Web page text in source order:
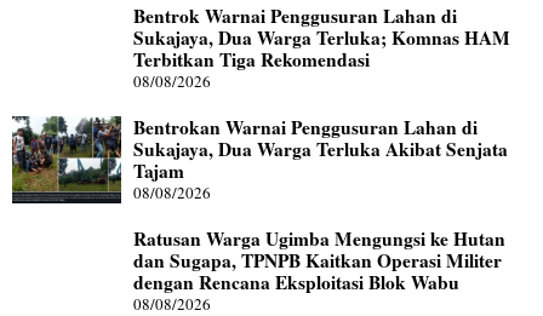
Bentrok Warnai Penggusuran Lahan di
Sukajaya, Dua Warga Terluka; Komnas HAM
Terbitkan Tiga Rekomendasi
08/08/2026
Bentrokan Warnai Penggusuran Lahan di
Sukajaya, Dua Warga Terluka Akibat Senjata
Tajam
08/08/2026
Ratusan Warga Ugimba Mengungsi ke Hutan
dan Sugapa, TPNPB Kaitkan Operasi Militer
dengan Rencana Eksploitasi Blok Wabu
08/08/2026